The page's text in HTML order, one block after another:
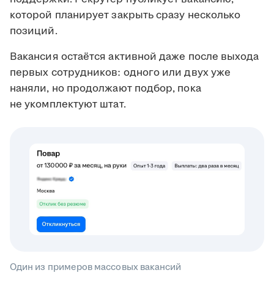
которой планирует закрыть сразу несколько
позиций.
Вакансия остаётся активной даже после выхода
первых сотрудников: одного или двух уже
наняли, но продолжают подбор, пока
не укомплектуют штат.
Один из примеров массовых вакансий